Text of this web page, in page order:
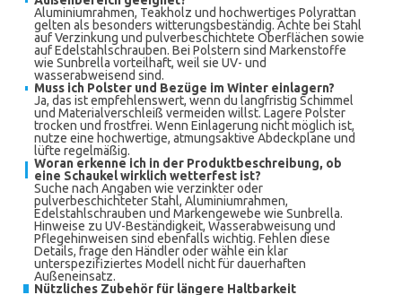
Aluminiumrahmen, Teakholz und hochwertiges Polyrattan
gelten als besonders witterungsbeständig. Achte bei Stahl
auf Verzinkung und pulverbeschichtete Oberflächen sowie
auf Edelstahlschrauben. Bei Polstern sind Markenstoffe
wie Sunbrella vorteilhaft, weil sie UV- und
wasserabweisend sind.
Muss ich Polster und Bezüge im Winter einlagern?
Ja, das ist empfehlenswert, wenn du langfristig Schimmel
und Materialverschleiß vermeiden willst. Lagere Polster
trocken und frostfrei. Wenn Einlagerung nicht möglich ist,
nutze eine hochwertige, atmungsaktive Abdeckplane und
lüfte regelmäßig.
Woran erkenne ich in der Produktbeschreibung, ob
eine Schaukel wirklich wetterfest ist?
Suche nach Angaben wie verzinkter oder
pulverbeschichteter Stahl, Aluminiumrahmen,
Edelstahlschrauben und Markengewebe wie Sunbrella.
Hinweise zu UV-Beständigkeit, Wasserabweisung und
Pflegehinweisen sind ebenfalls wichtig. Fehlen diese
Details, frage den Händler oder wähle ein klar
unterspezifiziertes Modell nicht für dauerhaften
Außeneinsatz.
Nützliches Zubehör für längere Haltbarkeit